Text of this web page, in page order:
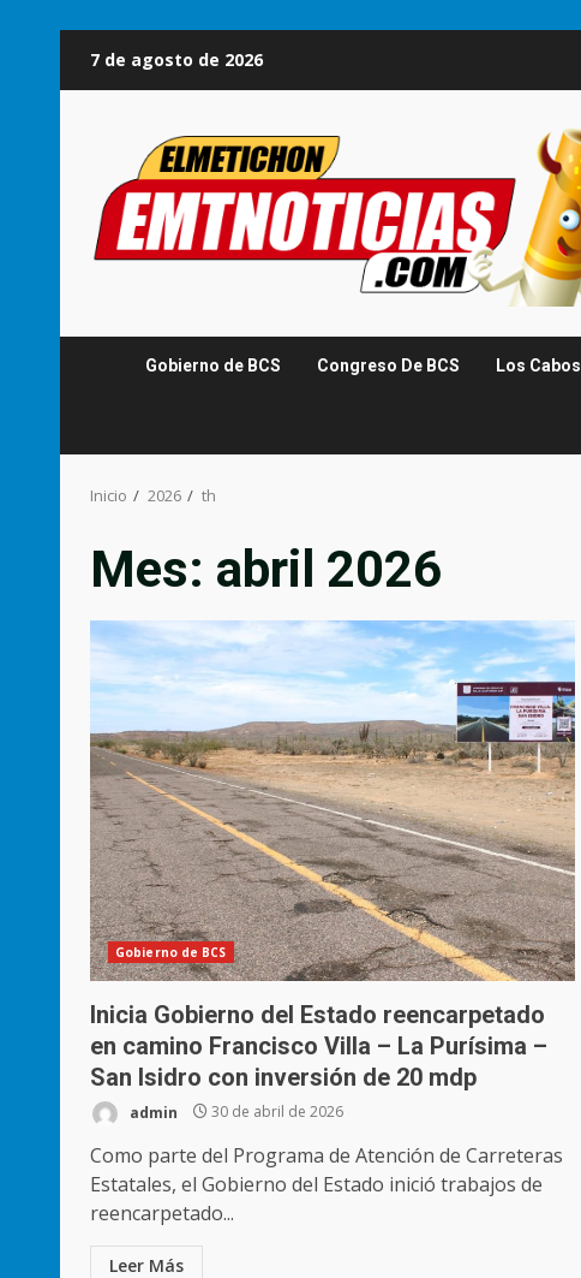
7 de agosto de 2026
Gobierno de BCS Congreso De BCS Los Cabos
Inicio 2026 th
Mes: abril 2026
Gobierno de BCS
Inicia Gobierno del Estado reencarpetado
en camino Francisco Villa – La Purísima –
San Isidro con inversión de 20 mdp
admin 30 de abril de 2026
Como parte del Programa de Atención de Carreteras
Estatales, el Gobierno del Estado inició trabajos de
reencarpetado...
Leer Más